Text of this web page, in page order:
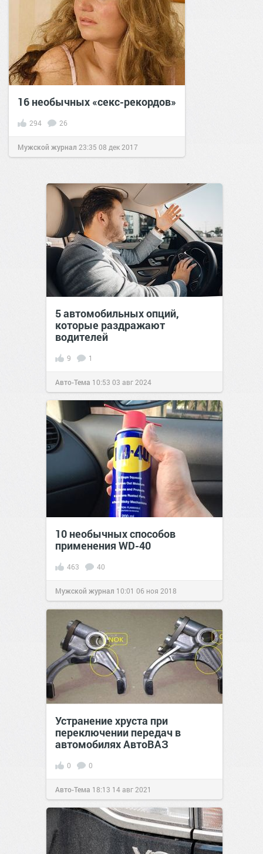
16 необычных «секс-рекордов»
294 26
Мужской журнал 23:35 08 дек 2017
5 автомобильных опций,
которые раздражают
водителей
9 1
Авто-Тема 10:53 03 авг 2024
10 необычных способов
применения WD-40
463 40
Мужской журнал 10:01 06 ноя 2018
Устранение хруста при
переключении передач в
автомобилях АвтоВАЗ
0 0
Авто-Тема 18:13 14 авг 2021